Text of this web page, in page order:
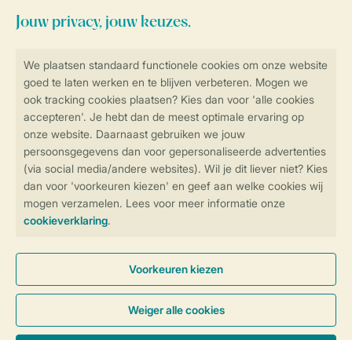
Controle over jouw gegevens &
Instellingen wijzigen
Veilig en snel online boeken
Veilige gegevensoverdracht
Veilige betaling
Algemene Voorwaarden Privacy Notice Cookies en banners